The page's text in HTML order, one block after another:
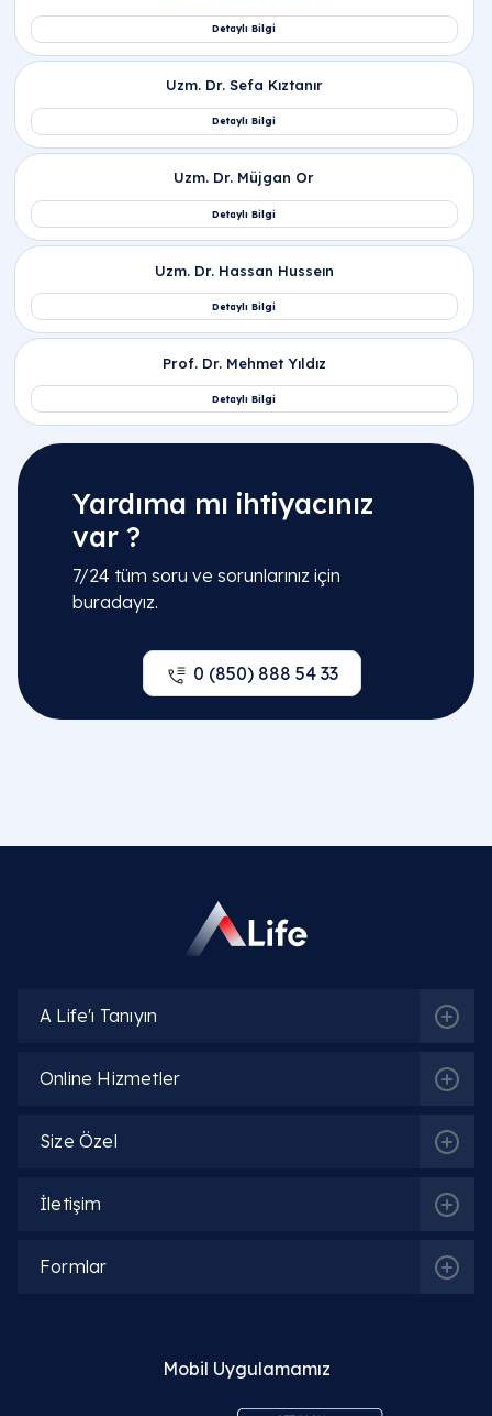
Yardıma mı ihtiyacınız
var ?
7/24 tüm soru ve sorunlarınız için
buradayız.
0 (850) 888 54 33
A Life'ı Tanıyın
Online Hizmetler
Size Özel
İletişim
Formlar
Mobil Uygulamamız